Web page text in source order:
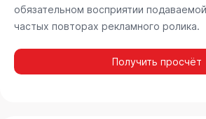
обязательном восприятии
частых повторах рекламного ролика.
Получить просчёт